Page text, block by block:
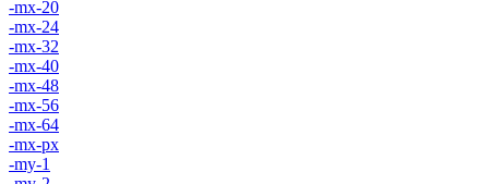
-mx-20
-mx-24
-mx-32
-mx-40
-mx-48
-mx-56
-mx-64
-mx-px
-my-1